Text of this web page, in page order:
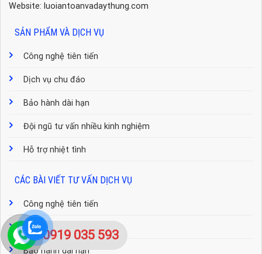
Website: luoiantoanvadaythung.com
SẢN PHẨM VÀ DỊCH VỤ
Công nghệ tiên tiến
Dịch vụ chu đáo
Bảo hành dài hạn
Đội ngũ tư vấn nhiều kinh nghiệm
Hỗ trợ nhiệt tình
CÁC BÀI VIẾT TƯ VẤN DỊCH VỤ
Công nghệ tiên tiến
Dịch vụ chu đáo
Bảo hành dài hạn
0919 035 593